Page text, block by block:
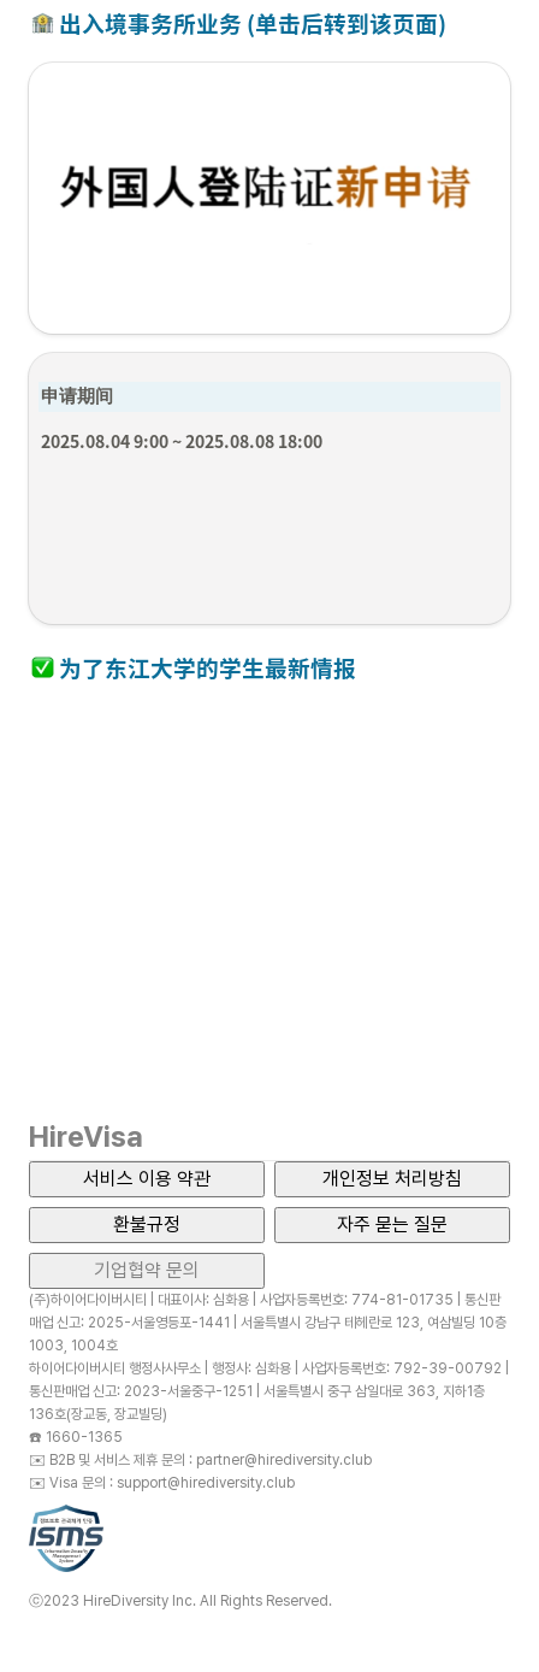
出入境事务所业务 (单击后转到该页面)
申请期间
2025.08.04 9:00 ~ 2025.08.08 18:00
为了东江大学的学生最新情报
HireVisa
서비스 이용 약관
개인정보 처리방침
환불규정
자주 묻는 질문
기업협약 문의
(주)하이어다이버시티 | 대표이사: 심화용 | 사업자등록번호: 774-81-01735 | 통신판
매업 신고: 2025-서울영등포-1441 | 서울특별시 강남구 테헤란로 123, 여삼빌딩 10층
1003, 1004호
하이어다이버시티 행정사사무소 | 행정사: 심화용 | 사업자등록번호: 792-39-00792 |
통신판매업 신고: 2023-서울중구-1251 | 서울특별시 중구 삼일대로 363, 지하1층
136호(장교동, 장교빌딩)
☎️ 1660-1365
✉️ B2B 및 서비스 제휴 문의 : partner@hirediversity.club
✉️ Visa 문의 : support@hirediversity.club
ⓒ2023 HireDiversity Inc. All Rights Reserved.